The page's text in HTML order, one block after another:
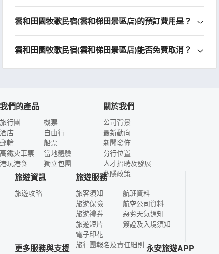
雲和田園牧歌民宿(雲和梯田景區店)的預訂費用是？
雲和田園牧歌民宿(雲和梯田景區店)能否免費取消？
我們的產品
旅行團
酒店
郵輪
高鐵火車票
港玩港食
機票
自由行
船票
當地體驗
獨立包團
關於我們
公司背景
最新動向
新聞發佈
分行位置
人才招聘及發展
私隱政策
旅遊資訊
旅遊攻略
旅遊服務
旅客須知
旅遊保險
旅遊禮券
旅遊短片
電子印花
航班資料
航空公司資料
惡劣天氣通知
簽證及入境須知
旅行團報名及責任細則
更多服務與支援 永安旅遊APP